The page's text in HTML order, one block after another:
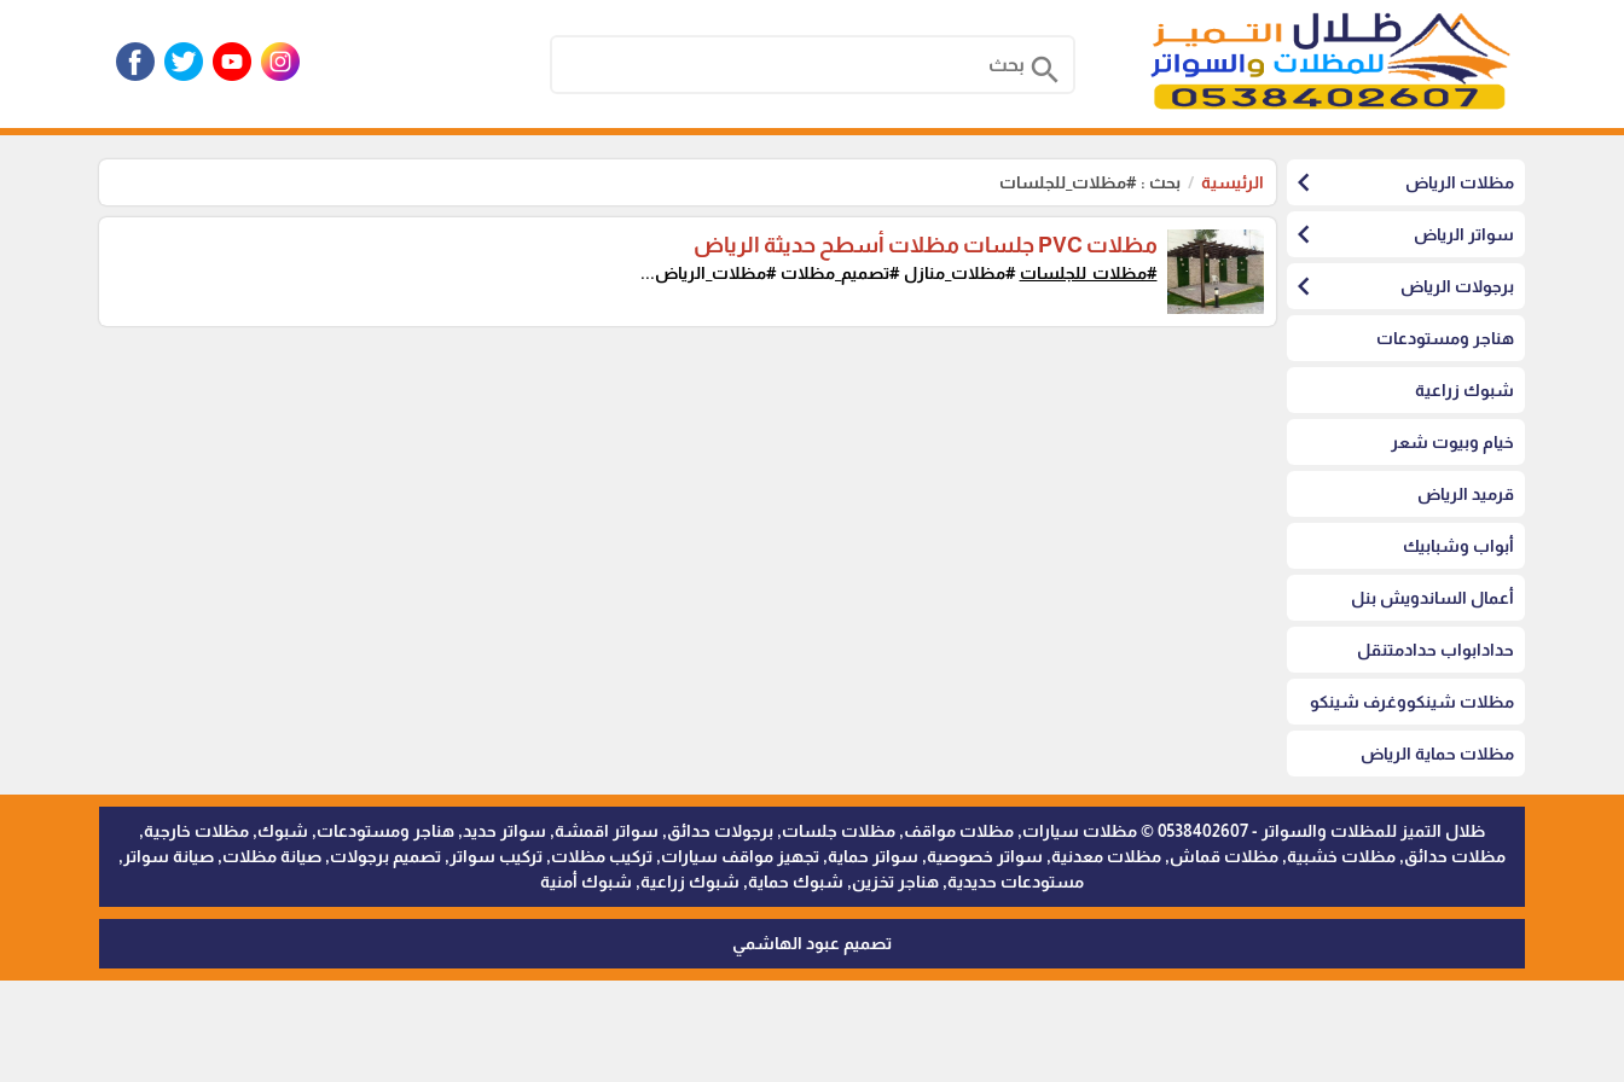
search
مظلات الرياض chevron_left
سواتر الرياض chevron_left
برجولات الرياض chevron_left
هناجر ومستودعات
شبوك زراعية
خيام وبيوت شعر
قرميد الرياض
أبواب وشبابيك
أعمال الساندويش بنل
حدادابواب حدادمتنقل
مظلات شينكووغرف شينكو
مظلات حماية الرياض
الرئيسية بحث : #مظلات_للجلسات
مظلات PVC جلسات مظلات أسطح حديثة الرياض
#مظلات_للجلسات #مظلات_منازل #تصميم_مظلات #مظلات_الرياض...
ظلال التميز للمظلات والسواتر - 0538402607 © مظلات سيارات, مظلات مواقف, مظلات جلسات, برجولات حدائق, سواتر اقمشة, سواتر حديد, هناجر ومستودعات, شبوك, مظلات خارجية,
مظلات حدائق, مظلات خشبية, مظلات قماش, مظلات معدنية, سواتر خصوصية, سواتر حماية, تجهيز مواقف سيارات, تركيب مظلات, تركيب سواتر, تصميم برجولات, صيانة مظلات, صيانة سواتر,
مستودعات حديدية, هناجر تخزين, شبوك حماية, شبوك زراعية, شبوك أمنية
تصميم عبود الهاشمي